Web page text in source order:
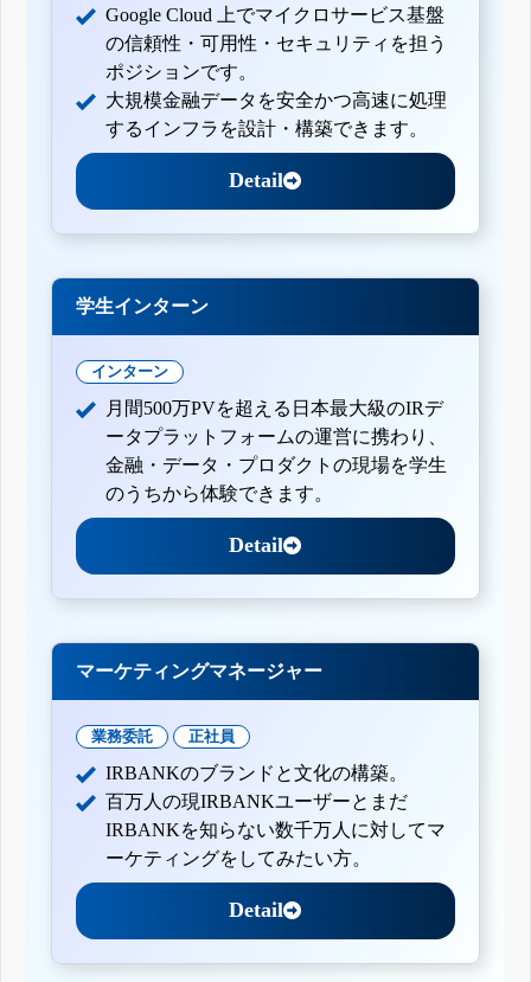
Google Cloud 上でマイクロサービス基盤
の信頼性・可用性・セキュリティを担う
ポジションです。
大規模金融データを安全かつ高速に処理
するインフラを設計・構築できます。
Detail
学生インターン
インターン
月間500万PVを超える日本最大級のIRデ
ータプラットフォームの運営に携わり、
金融・データ・プロダクトの現場を学生
のうちから体験できます。
Detail
マーケティングマネージャー
業務委託 正社員
IRBANKのブランドと文化の構築。
百万人の現IRBANKユーザーとまだ
IRBANKを知らない数千万人に対してマ
ーケティングをしてみたい方。
Detail